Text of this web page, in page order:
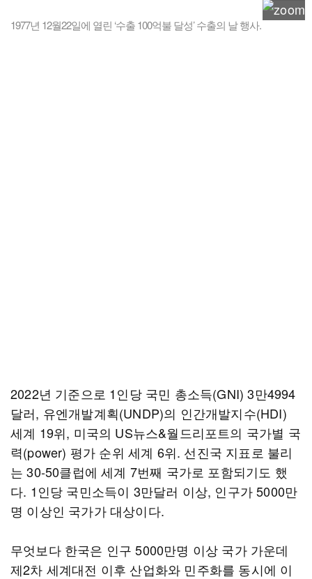
1977년 12월22일에 열린 ‘수출 100억불 달성’ 수출의 날 행사.
2022년 기준으로 1인당 국민 총소득(GNI) 3만4994
달러, 유엔개발계획(UNDP)의 인간개발지수(HDI)
세계 19위, 미국의 US뉴스&월드리포트의 국가별 국
력(power) 평가 순위 세계 6위. 선진국 지표로 불리
는 30-50클럽에 세계 7번째 국가로 포함되기도 했
다. 1인당 국민소득이 3만달러 이상, 인구가 5000만
명 이상인 국가가 대상이다.
무엇보다 한국은 인구 5000만명 이상 국가 가운데
제2차 세계대전 이후 산업화와 민주화를 동시에 이